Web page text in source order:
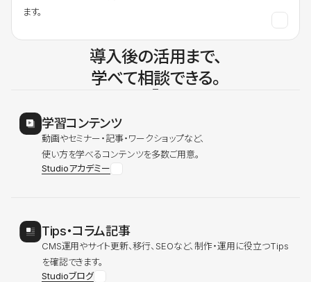
ます。
導入後の活用まで、
学べて相談できる。
学習コンテンツ
動画やセミナー・記事・ワークショップなど、
使い方を学べるコンテンツを多数ご用意。
Studioアカデミー
Tips・コラム記事
CMS運用やサイト更新、移行、SEOなど、制作・運用に役立つTips
を確認できます。
Studioブログ